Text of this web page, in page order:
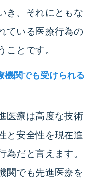
き、それにともな
ている医療行為の
とです。
機関でも受けられる
医療は高度な技術
と安全性を現在進
だと言えます。
関でも先進医療を